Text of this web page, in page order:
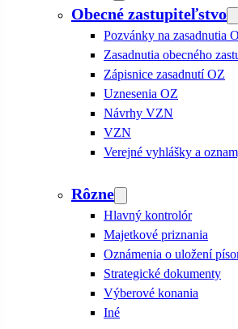
Obecné zastupiteľstvo
Pozvánky na zasadnutia
Zasadnutia obecného
Zápisnice zasadnutí OZ
Uznesenia OZ
Návrhy VZN
VZN
Verejné vyhlášky a
Rôzne
Hlavný kontrolór
Majetkové priznania
Oznámenia o uložení
Strategické dokumenty
Výberové konania
Iné